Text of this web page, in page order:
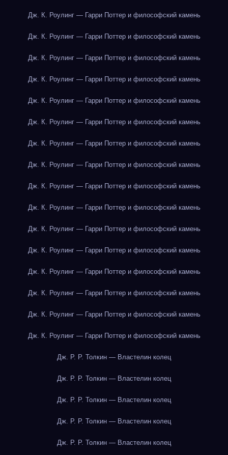
Дж. К. Роулинг — Гарри Поттер и философский камень
Дж. К. Роулинг — Гарри Поттер и философский камень
Дж. К. Роулинг — Гарри Поттер и философский камень
Дж. К. Роулинг — Гарри Поттер и философский камень
Дж. К. Роулинг — Гарри Поттер и философский камень
Дж. К. Роулинг — Гарри Поттер и философский камень
Дж. К. Роулинг — Гарри Поттер и философский камень
Дж. К. Роулинг — Гарри Поттер и философский камень
Дж. К. Роулинг — Гарри Поттер и философский камень
Дж. К. Роулинг — Гарри Поттер и философский камень
Дж. К. Роулинг — Гарри Поттер и философский камень
Дж. К. Роулинг — Гарри Поттер и философский камень
Дж. К. Роулинг — Гарри Поттер и философский камень
Дж. К. Роулинг — Гарри Поттер и философский камень
Дж. К. Роулинг — Гарри Поттер и философский камень
Дж. К. Роулинг — Гарри Поттер и философский камень
Дж. Р. Р. Толкин — Властелин колец
Дж. Р. Р. Толкин — Властелин колец
Дж. Р. Р. Толкин — Властелин колец
Дж. Р. Р. Толкин — Властелин колец
Дж. Р. Р. Толкин — Властелин колец